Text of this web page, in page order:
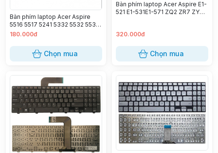
Bàn phím laptop Acer Aspire
5516 5517 5241 5332 5532 5534
5541 5732 5734
180.000đ
Chọn mua
Bàn phím laptop Acer Aspire E1-
521 E1-531E1-571 ZQ2 ZR7 ZYB
5742 5744
320.000đ
Chọn mua